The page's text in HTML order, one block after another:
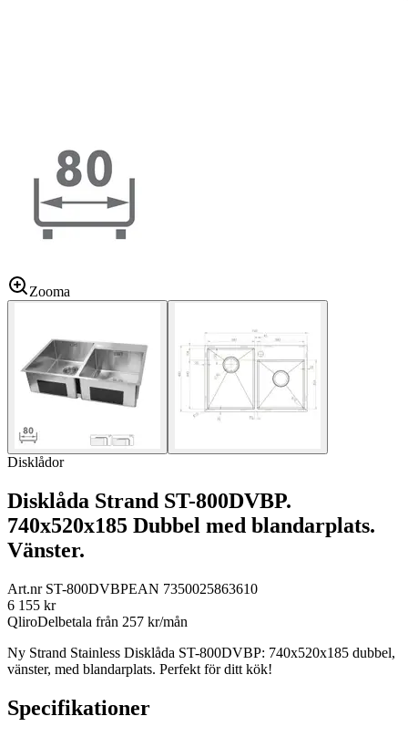
Zooma
Disklådor
Disklåda Strand ST-800DVBP.
740x520x185 Dubbel med blandarplats.
Vänster.
Art.nr ST-800DVBPEAN 7350025863610
6 155 kr
QliroDelbetala från 257 kr/mån
Ny Strand Stainless Disklåda ST-800DVBP: 740x520x185 dubbel,
vänster, med blandarplats. Perfekt för ditt kök!
Specifikationer